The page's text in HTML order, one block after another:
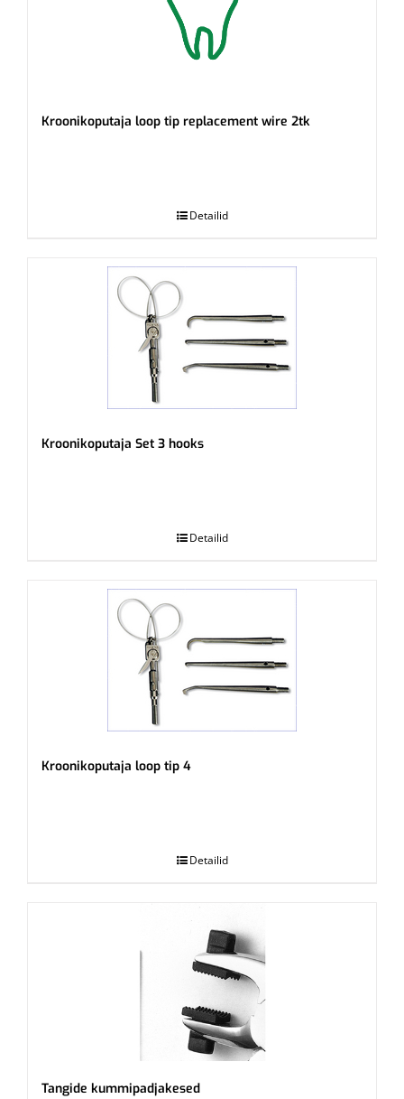
Kroonikoputaja loop tip replacement wire 2tk
Detailid
Kroonikoputaja Set 3 hooks
Detailid
Kroonikoputaja loop tip 4
Detailid
Tangide kummipadjakesed